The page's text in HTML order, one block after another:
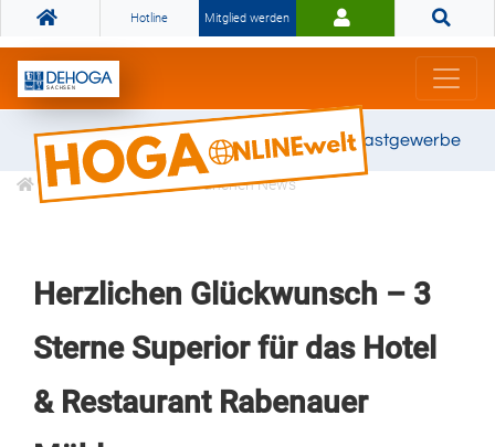
Hotline Mitglied werden
Gemeinsam stark für das Gastgewerbe
Informationen Branchen News
Herzlichen Glückwunsch – 3
Sterne Superior für das Hotel
& Restaurant Rabenauer